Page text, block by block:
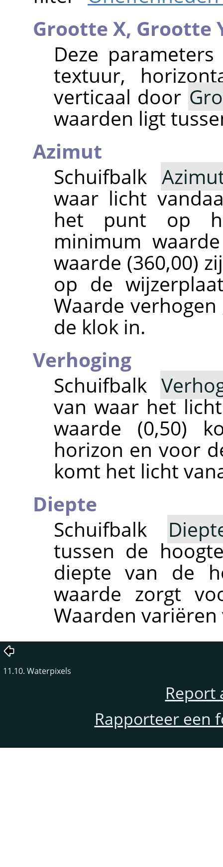
Grootte X, Grootte
Deze
textuur,
verticaal door
waarden ligt
Azimut
Schuifbalk
waar licht
het punt op
minimum
waarde (360,00)
op de
Waarde
de klok in.
Verhoging
Schuifbalk
van waar het
waarde (0,50)
horizon en voor
komt het licht
Diepte
Schuifbalk
tussen de
diepte van de
waarde zorgt
Waarden
11.10. Waterpixels
Report
Rapporteer een